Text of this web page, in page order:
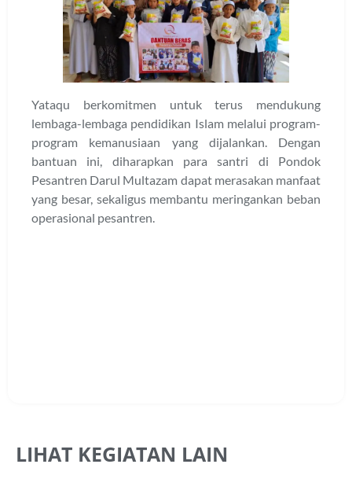
Yataqu berkomitmen untuk terus mendukung
lembaga-lembaga pendidikan Islam melalui program-
program kemanusiaan yang dijalankan. Dengan
bantuan ini, diharapkan para santri di Pondok
Pesantren Darul Multazam dapat merasakan manfaat
yang besar, sekaligus membantu meringankan beban
operasional pesantren.
LIHAT KEGIATAN LAIN